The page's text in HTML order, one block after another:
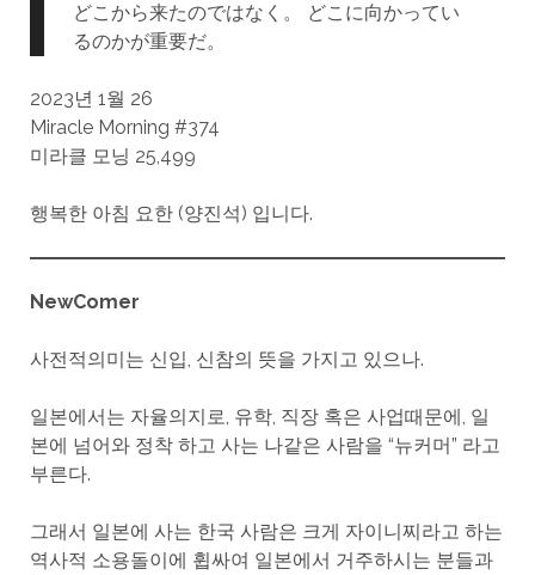
どこから来たのではなく。 どこに向かってい
るのかが重要だ。
2023년 1월 26
Miracle Morning #374
미라클 모닝 25,499
행복한 아침 요한 (양진석) 입니다.
NewComer
사전적의미는 신입, 신참의 뜻을 가지고 있으나.
일본에서는 자율의지로, 유학, 직장 혹은 사업때문에, 일
본에 넘어와 정착 하고 사는 나같은 사람을 “뉴커머” 라고
부른다.
그래서 일본에 사는 한국 사람은 크게 자이니찌라고 하는
역사적 소용돌이에 휩싸여 일본에서 거주하시는 분들과